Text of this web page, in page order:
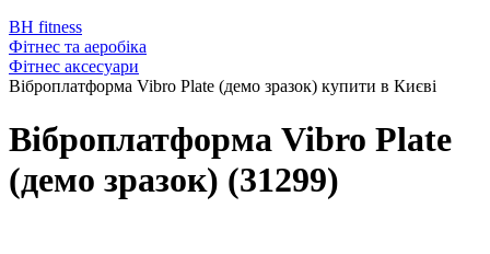
BH fitness
Фітнес та аеробіка
Фітнес аксесуари
Віброплатформа Vibro Plate (демо зразок) купити в Києві
Віброплатформа Vibro Plate
(демо зразок) (31299)